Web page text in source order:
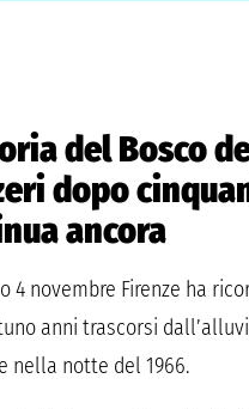
del Bosco
dopo
ancora
4 novembre Firenze ha
anni trascorsi
nella notte del 1966.